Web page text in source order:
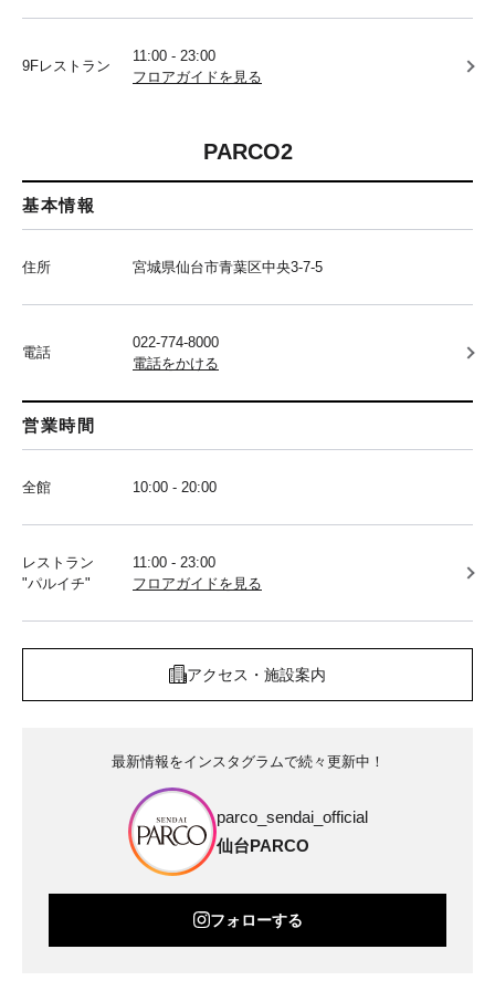
9Fレストラン
11:00 - 23:00
フロアガイドを見る
PARCO2
基本情報
住所 宮城県仙台市青葉区中央3-7-5
電話
022-774-8000
電話をかける
営業時間
全館 10:00 - 20:00
レストラン
"パルイチ"
11:00 - 23:00
フロアガイドを見る
アクセス・施設案内
最新情報をインスタグラムで続々更新中！
parco_sendai_official
仙台PARCO
フォローする